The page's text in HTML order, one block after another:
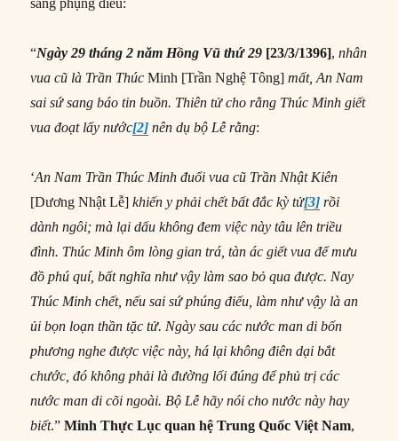
sang phụng điếu:
“Ngày 29 tháng 2 năm Hồng Vũ thứ 29 [23/3/1396],nhân
vua cũ là Trần ThúcMinh [Trần Nghệ Tông] mất, An Nam
sai sứ sang báo tin buồn. Thiên tử cho rằng Thúc Minh giết
vua đoạt lấy nước[2] nên dụ bộ Lễ rằng:
‘An Nam Trần Thúc Minh đuổi vua cũ Trần Nhật Kiên
[Dương Nhật Lễ] khiến y phải chết bất đắc kỳ tử[3] rồi
dành ngôi; mà lại dấu không đem việc này tâu lên triều
đình. Thúc Minh ôm lòng gian trá, tàn ác giết vua để mưu
đồ phú quí, bất nghĩa như vậy làm sao bỏ qua được. Nay
Thúc Minh chết, nếu sai sứ phúng điếu, làm như vậy là an
ủi bọn loạn thần tặc tử. Ngày sau các nước man di bốn
phương nghe được việc này, há lại không điên dại bắt
chước, đó không phải là đường lối đúng để phủ trị các
nước man di cõi ngoài. Bộ Lễ hãy nói cho nước này hay
biết.”Minh Thực Lục quan hệ Trung Quốc Việt Nam,